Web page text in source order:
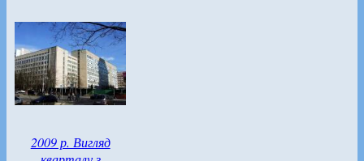
2009 р. Вигляд